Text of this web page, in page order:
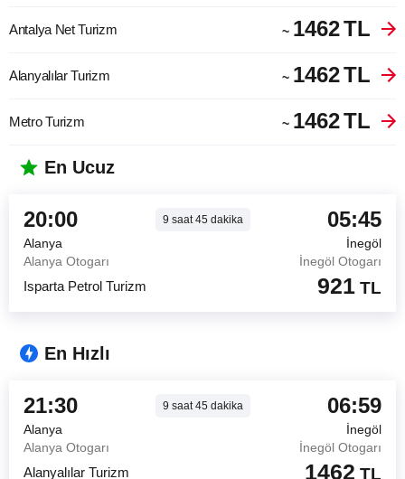
Antalya Net Turizm ~ 1462TL
Alanyalılar Turizm ~ 1462TL
Metro Turizm ~ 1462TL
En Ucuz
20:00 9 saat45dakika 05:45
Alanya
İnegöl
Alanya Otogarı
İnegöl Otogarı
Isparta Petrol Turizm 921 TL
En Hızlı
21:30 9 saat45dakika 06:59
Alanya
İnegöl
Alanya Otogarı
İnegöl Otogarı
Alanyalılar Turizm 1462 TL